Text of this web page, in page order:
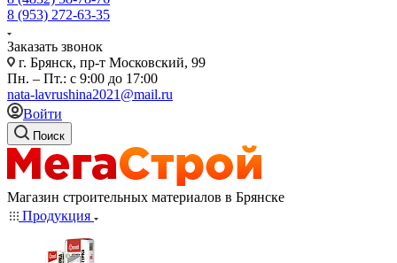
8 (953) 272-63-35
Заказать звонок
г. Брянск, пр-т Московский, 99
Пн. – Пт.: с 9:00 до 17:00
nata-lavrushina2021@mail.ru
Войти
Поиск
Магазин строительных материалов в Брянске
Продукция